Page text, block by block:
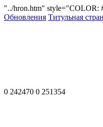
"../hron.htm" style="COLOR:
Обновления Титульная
0 242470 0 251354